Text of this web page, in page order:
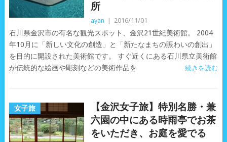
所
ayan 2016/11/01
石川県金沢市の有名な観光スポット、金沢21世紀美術館。 2004
年10月に「新しい文化の創造」と「新たなまちの賑わいの創出」
を目的に開設された美術館です。 すぐ近くにある石川県立美術館
が伝統的な絵画や彫刻などの美術作品を
続きを読む
女子旅
【金沢女子旅】特別名勝・兼
六園の中にある時雨亭でお茶
をいただき、お庭を愛でる